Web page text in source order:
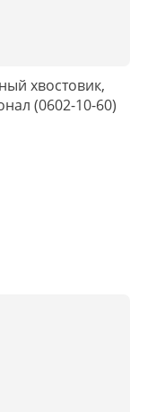
хвостовик,
(0602-10-60)